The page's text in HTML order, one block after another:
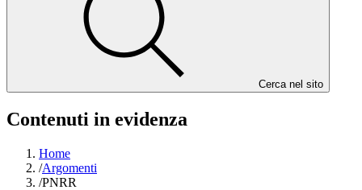
Cerca nel sito
Contenuti in evidenza
Home
/Argomenti
/PNRR